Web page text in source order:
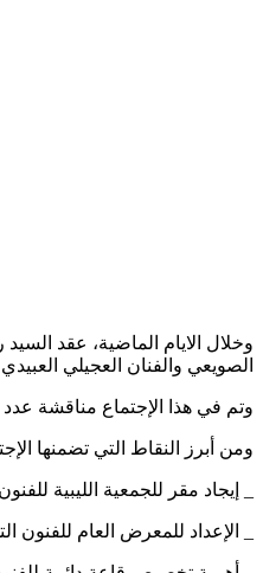
وخلال الايام الماضية، عقد
الصويعي والفنان العجيلي
وتم في هذا الإجتماع مناقشة
ومن أبرز النقاط التي تضمنها
_ إيجاد مقر للجمعية الليبية
_ الإعداد للمعرض العام للفنون